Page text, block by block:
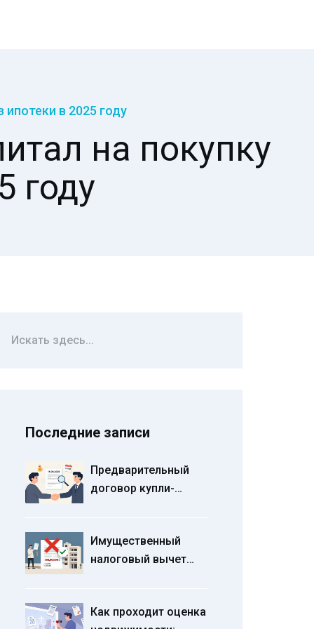
в 2025 году
на покупку
году
Последние записи
Предварительный
договор купли-
правильно оформить
Имущественный
налоговый вычет
уменьшить налог в
Как проходит оценка